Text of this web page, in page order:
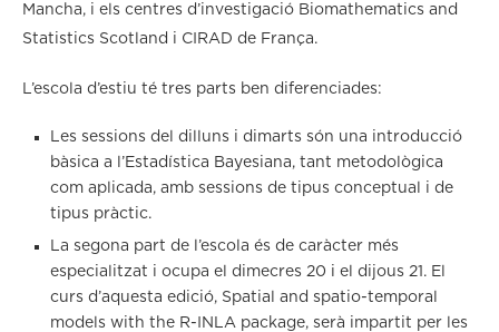
Mancha, i els centres d’investigació Biomathematics and
Statistics Scotland i CIRAD de França.
L’escola d’estiu té tres parts ben diferenciades:
Les sessions del dilluns i dimarts són una introducció
bàsica a l’Estadística Bayesiana, tant metodològica
com aplicada, amb sessions de tipus conceptual i de
tipus pràctic.
La segona part de l’escola és de caràcter més
especialitzat i ocupa el dimecres 20 i el dijous 21. El
curs d’aquesta edició, Spatial and spatio-temporal
models with the R-INLA package, serà impartit per les